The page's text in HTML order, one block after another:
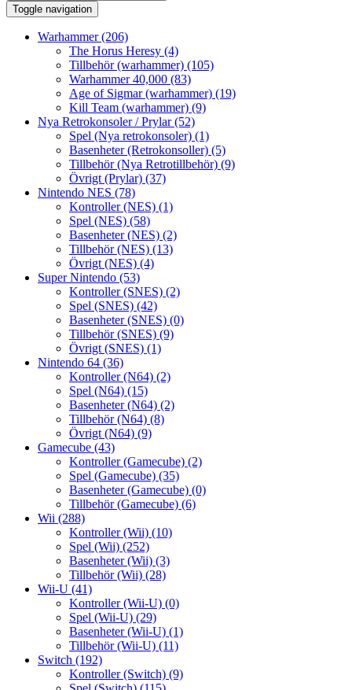
Toggle navigation
Warhammer(206)
The Horus Heresy (4)
Tillbehör (warhammer) (105)
Warhammer 40,000 (83)
Age of Sigmar (warhammer) (19)
Kill Team (warhammer) (9)
Nya Retrokonsoler / Prylar(52)
Spel (Nya retrokonsoler) (1)
Basenheter (Retrokonsoller) (5)
Tillbehör (Nya Retrotillbehör) (9)
Övrigt (Prylar) (37)
Nintendo NES (78)
Kontroller (NES) (1)
Spel (NES) (58)
Basenheter (NES) (2)
Tillbehör (NES) (13)
Övrigt (NES) (4)
Super Nintendo (53)
Kontroller (SNES) (2)
Spel (SNES) (42)
Basenheter (SNES) (0)
Tillbehör (SNES) (9)
Övrigt (SNES) (1)
Nintendo 64 (36)
Kontroller (N64) (2)
Spel (N64) (15)
Basenheter (N64) (2)
Tillbehör (N64) (8)
Övrigt (N64) (9)
Gamecube (43)
Kontroller (Gamecube) (2)
Spel (Gamecube) (35)
Basenheter (Gamecube) (0)
Tillbehör (Gamecube) (6)
Wii (288)
Kontroller (Wii) (10)
Spel (Wii) (252)
Basenheter (Wii) (3)
Tillbehör (Wii) (28)
Wii-U (41)
Kontroller (Wii-U) (0)
Spel (Wii-U) (29)
Basenheter (Wii-U) (1)
Tillbehör (Wii-U) (11)
Switch (192)
Kontroller (Switch) (9)